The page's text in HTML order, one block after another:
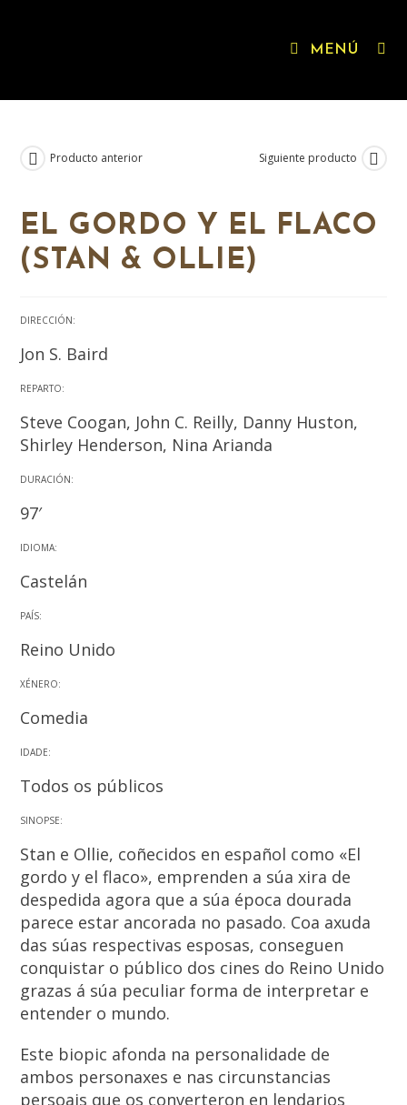
MENÚ
Producto anterior Siguiente producto
EL GORDO Y EL FLACO
(STAN & OLLIE)
DIRECCIÓN:
Jon S. Baird
REPARTO:
Steve Coogan, John C. Reilly, Danny Huston,
Shirley Henderson, Nina Arianda
DURACIÓN:
97′
IDIOMA:
Castelán
PAÍS:
Reino Unido
XÉNERO:
Comedia
IDADE:
Todos os públicos
SINOPSE:
Stan e Ollie, coñecidos en español como «El
gordo y el flaco», emprenden a súa xira de
despedida agora que a súa época dourada
parece estar ancorada no pasado. Coa axuda
das súas respectivas esposas, conseguen
conquistar o público dos cines do Reino Unido
grazas á súa peculiar forma de interpretar e
entender o mundo.
Este biopic afonda na personalidade de
ambos personaxes e nas circunstancias
persoais que os converteron en lendarios